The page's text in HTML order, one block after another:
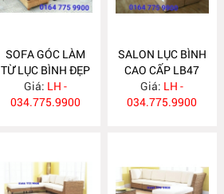
SOFA GÓC LÀM
TỪ LỤC BÌNH ĐẸP
LB48
Giá: LH -
034.775.9900
SALON LỤC BÌNH
CAO CẤP LB47
Giá: LH -
034.775.9900